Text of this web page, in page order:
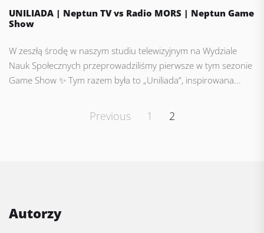
UNILIADA | Neptun TV vs Radio MORS | Neptun Game
Show
W zeszłą środę w naszym studiu telewizyjnym na Wydziale
Nauk Społecznych przeprowadziliśmy pierwsze w tym sezonie
Game Show ✨ Tym razem była to „Uniliada”, inspirowana...
Previous 1 2
Autorzy